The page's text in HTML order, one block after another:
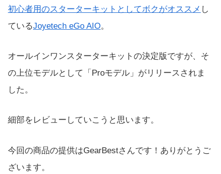
初心者用のスターターキットとしてボクがオススメ し
ているJoyetech eGo AIO。
オールインワンスターターキットの決定版ですが、そ
の上位モデルとして「Proモデル」がリリースされま
した。
細部をレビューしていこうと思います。
今回の商品の提供はGearBestさんです！ありがとうご
ざいます。